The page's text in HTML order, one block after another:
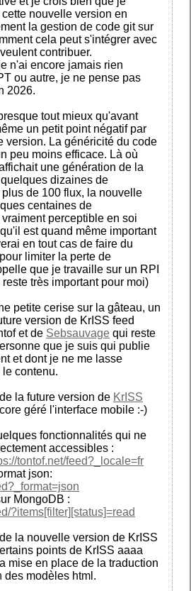
nouvelle version en
la gestion de code git sur
cela peut s'intégrer avec
contribuer.
n'ai encore jamais rien
ou autre, je ne pense pas
2026.
tout mieux qu'avant
un petit point négatif par
version. La généricité du code
peu moins efficace. Là où
une génération de la
dizaines de
de 100 flux, la nouvelle
centaines de
perceptible en soi
est quand même important
en tout cas de faire du
limiter la perte de
que je travaille sur un RPI
très important pour moi)
petite cerise sur la gâteau, un
version de KrISS feed
et de Sebsauvage qui reste
que je suis qui publie
et dont je ne me lasse
contenu.
la future version de KrISS
géré l'interface mobile :-)
fonctionnalités qui ne
accessibles :
tontof.net/feed?_locale=fr
json:
MongoDB :
?items[filter][status]=read
la nouvelle version de KrISS
points de KrISS aaaa
mise en place de la traduction
des modèles html.